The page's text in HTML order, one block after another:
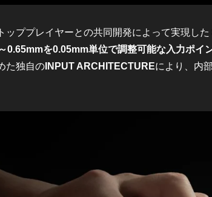
ププレイヤーとの共同開発によって実現した
0.65mmを0.05mm単位で調整可能な入力ポイ
た独自の INPUT ARCHITECTUREにより、内